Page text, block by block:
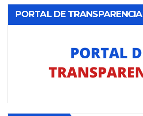
PORTAL DE TRANSPARENCIA